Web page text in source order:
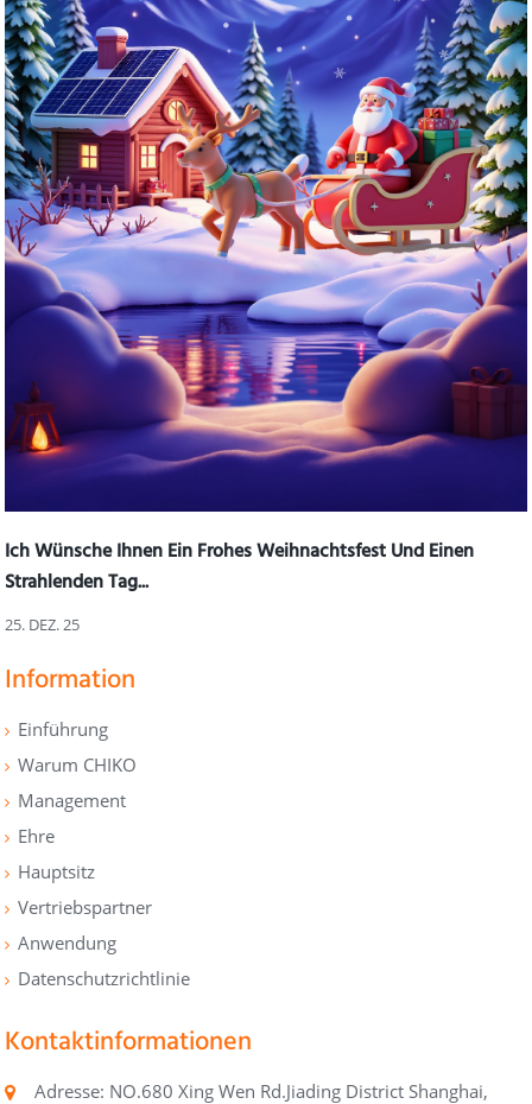
Ich Wünsche Ihnen Ein Frohes Weihnachtsfest Und Einen
Strahlenden Tag...
25. DEZ. 25
Information
Einführung
Warum CHIKO
Management
Ehre
Hauptsitz
Vertriebspartner
Anwendung
Datenschutzrichtlinie
Kontaktinformationen
Adresse: NO.680 Xing Wen Rd.Jiading District Shanghai,